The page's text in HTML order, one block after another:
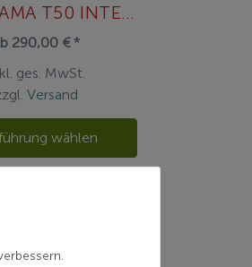
290,00 € *
ges. MwSt.
Versand
wählen